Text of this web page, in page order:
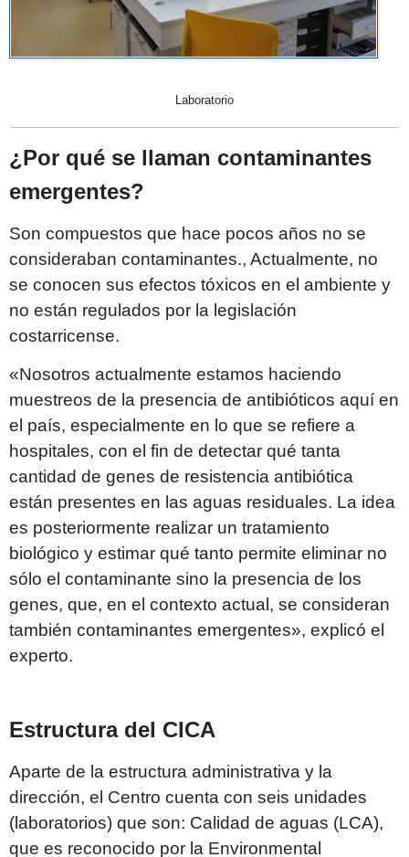
Laboratorio
¿Por qué se llaman contaminantes
emergentes?
Son compuestos que hace pocos años no se
consideraban contaminantes., Actualmente, no
se conocen sus efectos tóxicos en el ambiente y
no están regulados por la legislación
costarricense.
«Nosotros actualmente estamos haciendo
muestreos de la presencia de antibióticos aquí en
el país, especialmente en lo que se refiere a
hospitales, con el fin de detectar qué tanta
cantidad de genes de resistencia antibiótica
están presentes en las aguas residuales. La idea
es posteriormente realizar un tratamiento
biológico y estimar qué tanto permite eliminar no
sólo el contaminante sino la presencia de los
genes, que, en el contexto actual, se consideran
también contaminantes emergentes», explicó el
experto.
Estructura del CICA
Aparte de la estructura administrativa y la
dirección, el Centro cuenta con seis unidades
(laboratorios) que son: Calidad de aguas (LCA),
que es reconocido por la Environmental